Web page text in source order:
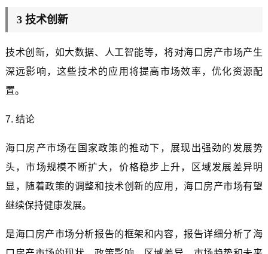
3 技术创新
技术创新，如大数据、人工智能等，将对海口房产市场产生
深远影响，这些技术的应用将提高市场效率，优化资源配
置。
7. 结论
海口房产市场在国家政策的推动下，展现出强劲的发展势
头，市场规模不断扩大，价格稳步上升，区域发展差异明
显，随着政策的调整和技术创新的应用，海口房产市场有望
继续保持健康发展。
是海口房产市场分析报告的框架和内容，报告详细分析了海